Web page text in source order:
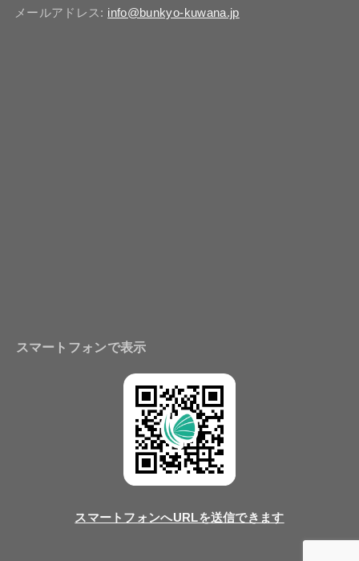
メールアドレス: info@bunkyo-kuwana.jp
スマートフォンで表示
スマートフォンへURLを送信できます